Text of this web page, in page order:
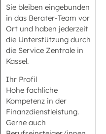
Sie bleiben eingebunden
in das Berater-Team vor
Ort und haben jederzeit
die Unterstützung durch
die Service Zentrale in
Kassel.
Ihr Profil
Hohe fachliche
Kompetenz in der
Finanzdienstleistung.
Gerne auch